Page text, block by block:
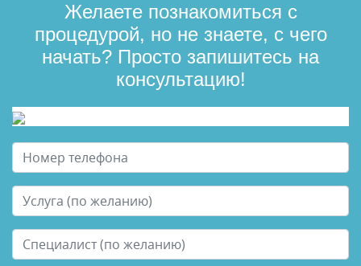
Желаете познакомиться с
процедурой, но не знаете, с чего
начать? Просто запишитесь на
консультацию!